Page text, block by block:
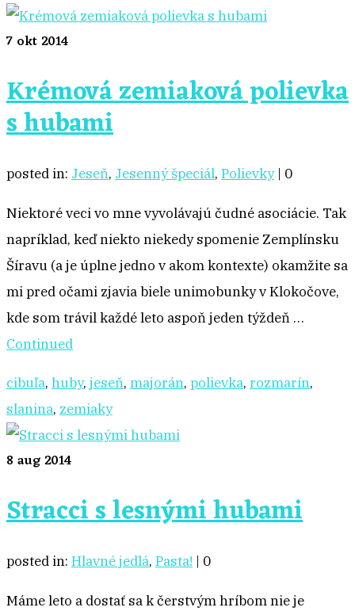
7 okt 2014
Krémová zemiaková polievka
s hubami
posted in: Jeseň, Jesenný špeciál, Polievky | 0
Niektoré veci vo mne vyvolávajú čudné asociácie. Tak
napríklad, keď niekto niekedy spomenie Zemplínsku
Šíravu (a je úplne jedno v akom kontexte) okamžite sa
mi pred očami zjavia biele unimobunky v Klokočove,
kde som trávil každé leto aspoň jeden týždeň …
Continued
cibuľa, huby, jeseň, majorán, polievka, rozmarín,
slanina, zemiaky
8 aug 2014
Stracci s lesnými hubami
posted in: Hlavné jedlá, Pasta! | 0
Máme leto a dostať sa k čerstvým hríbom nie je